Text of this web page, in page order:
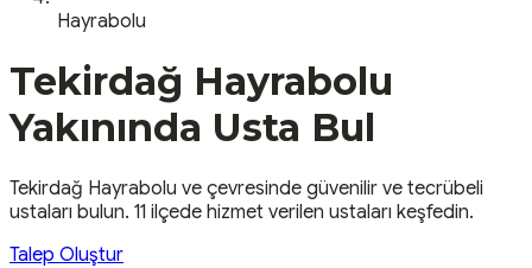
Hayrabolu
Tekirdağ Hayrabolu
Yakınında Usta Bul
Tekirdağ Hayrabolu ve çevresinde güvenilir ve tecrübeli
ustaları bulun. 11 ilçede hizmet verilen ustaları keşfedin.
Talep Oluştur